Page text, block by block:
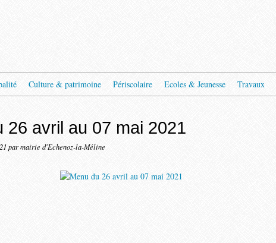
Culture & patrimoine Périscolaire Ecoles & Jeunesse Travaux
26 avril au 07 mai 2021
par mairie d'Echenoz-la-Méline